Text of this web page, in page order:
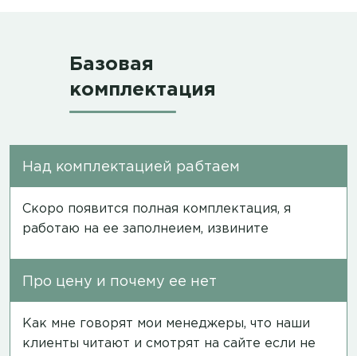
Базовая
комплектация
Над комплектацией рабтаем
Скоро появится полная комплектация, я
работаю на ее заполнеием, извините
Про цену и почему ее нет
Как мне говорят мои менеджеры, что наши
клиенты читают и смотрят на сайте если не